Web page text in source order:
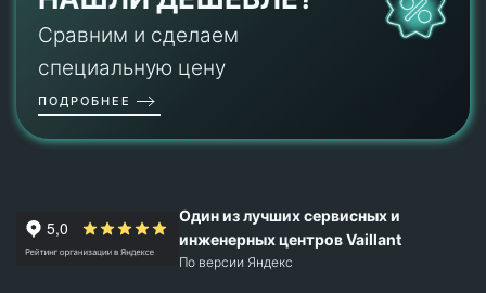
Сравним и сделаем
специальную цену
ПОДРОБНЕЕ
Один из лучших сервисных и
инженерных центров Vaillant
По версии Яндекс